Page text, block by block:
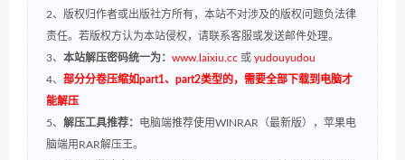
2、版权归作者或出版社方所有，本站不对涉及的版权问题负法律
责任。若版权方认为本站侵权，请联系客服或发送邮件处理。
3、 本站解压密码统一为： www.laixiu.cc 或 yudouyudou
4、 部分分卷压缩如part1、part2类型的，需要全部下载到电脑才
能解压
5、 解压工具推荐： 电脑端推荐使用WINRAR（最新版），苹果电
脑端用RAR解压王。